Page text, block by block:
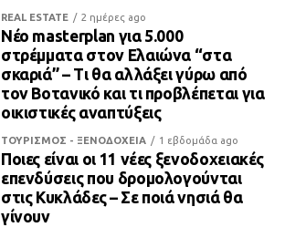
REAL ESTATE 2 ημέρες ago
Νέο masterplan για 5.000
στρέμματα στον Ελαιώνα “στα
σκαριά” – Τι θα αλλάξει γύρω από
τον Βοτανικό και τι προβλέπεται για
οικιστικές αναπτύξεις
ΤΟΥΡΙΣΜΟΣ - ΞΕΝΟΔΟΧΕΙΑ 1 εβδομάδα ago
Ποιες είναι οι 11 νέες ξενοδοχειακές
επενδύσεις που δρομολογούνται
στις Κυκλάδες – Σε ποιά νησιά θα
γίνουν